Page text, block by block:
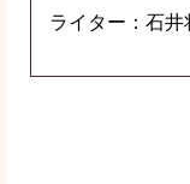
ライター：石井